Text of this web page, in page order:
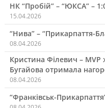
НК “Пробій” – “ЮКСА” –
15.04.2026
“Нива” – “Прикарпаття-
08.04.2026
Кристина Філевич – MVP
Бугайова отримала
08.04.2026
“Франківськ-